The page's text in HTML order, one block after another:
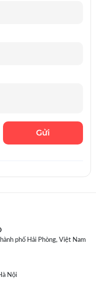
phố Hải Phòng, Việt Nam
Nội